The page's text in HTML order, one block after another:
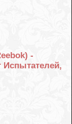
-
Испытателей,